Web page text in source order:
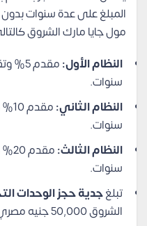
المبلغ على عدة سنوات
مول جايا مارك الشروق
النظام الأول:
سنوات.
النظام الثاني:
سنوات.
النظام الثالث:
سنوات.
تبلغجدية حجز الوحدات
الشروق 50,000 جنيه مصري.